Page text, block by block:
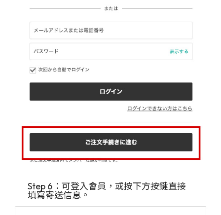
Step 6：可登入會員，或按下方按鍵直接
填寫寄送信息。